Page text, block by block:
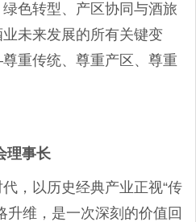
色转型、产区协同与酒旅
未来发展的所有关键变
重传统、尊重产区、尊重
理事长
，以历史经典产业正视“传
升维，是一次深刻的价值回